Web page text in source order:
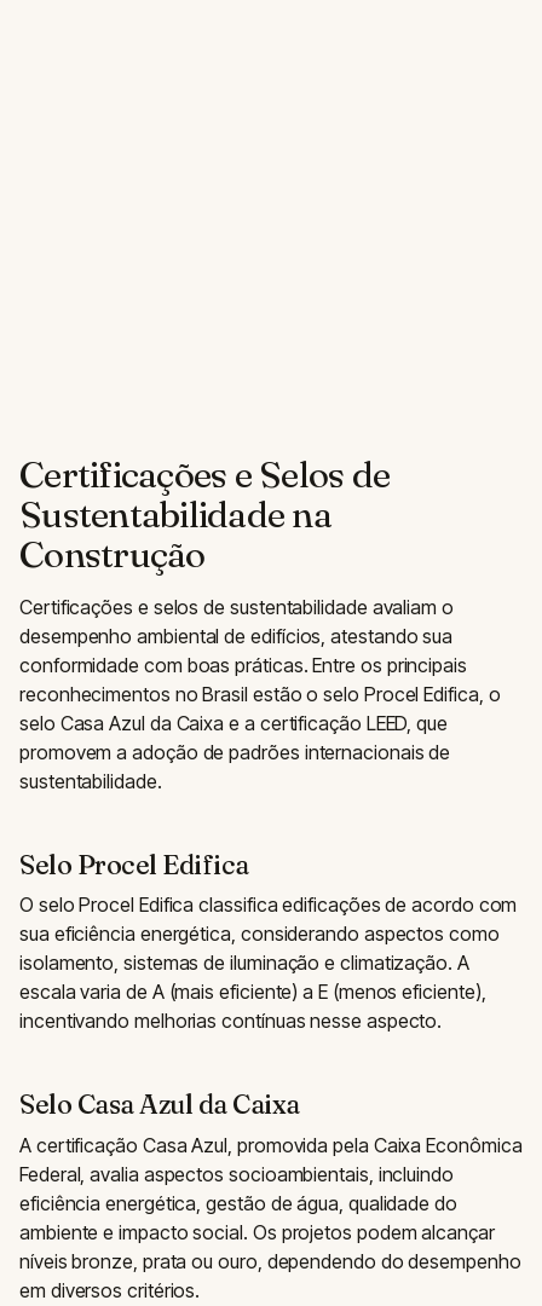
Certificações e Selos de
Sustentabilidade na
Construção
Certificações e selos de sustentabilidade avaliam o
desempenho ambiental de edifícios, atestando sua
conformidade com boas práticas. Entre os principais
reconhecimentos no Brasil estão o selo Procel Edifica, o
selo Casa Azul da Caixa e a certificação LEED, que
promovem a adoção de padrões internacionais de
sustentabilidade.
Selo Procel Edifica
O selo Procel Edifica classifica edificações de acordo com
sua eficiência energética, considerando aspectos como
isolamento, sistemas de iluminação e climatização. A
escala varia de A (mais eficiente) a E (menos eficiente),
incentivando melhorias contínuas nesse aspecto.
Selo Casa Azul da Caixa
A certificação Casa Azul, promovida pela Caixa Econômica
Federal, avalia aspectos socioambientais, incluindo
eficiência energética, gestão de água, qualidade do
ambiente e impacto social. Os projetos podem alcançar
níveis bronze, prata ou ouro, dependendo do desempenho
em diversos critérios.